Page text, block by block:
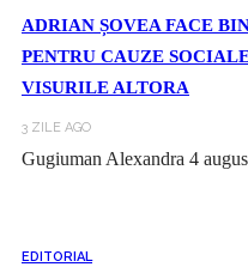
ADRIAN ȘOVEA FACE
PENTRU CAUZE
VISURILE ALTORA
3 ZILE AGO
Gugiuman Alexandra 4
EDITORIAL